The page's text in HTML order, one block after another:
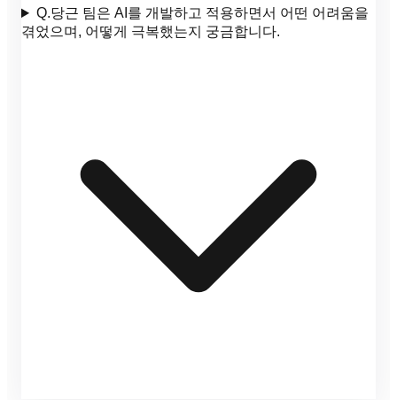
Q.당근 팀은 AI를 개발하고 적용하면서 어떤 어려움을
겪었으며, 어떻게 극복했는지 궁금합니다.